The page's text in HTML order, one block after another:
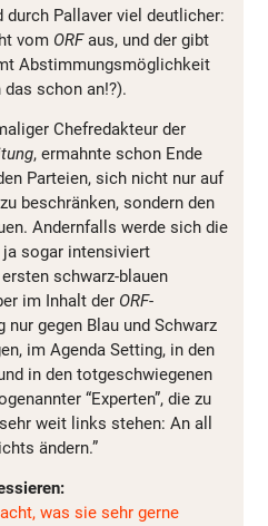
durch Pallaver viel deutlicher:
vom ORFaus, und der gibt
Abstimmungsmöglichkeit
das schon an!?).
Chefredakteur der
, ermahnte schon Ende
Parteien, sich nicht nur auf
beschränken, sondern den
Andernfalls werde sich die
sogar intensiviert
schwarz-blauen
im Inhalt der ORF-
nur gegen Blau und Schwarz
im Agenda Setting, in den
in den totgeschwiegenen
“Experten”, die zu
weit links stehen: An all
ändern.”
was sie sehr gerne